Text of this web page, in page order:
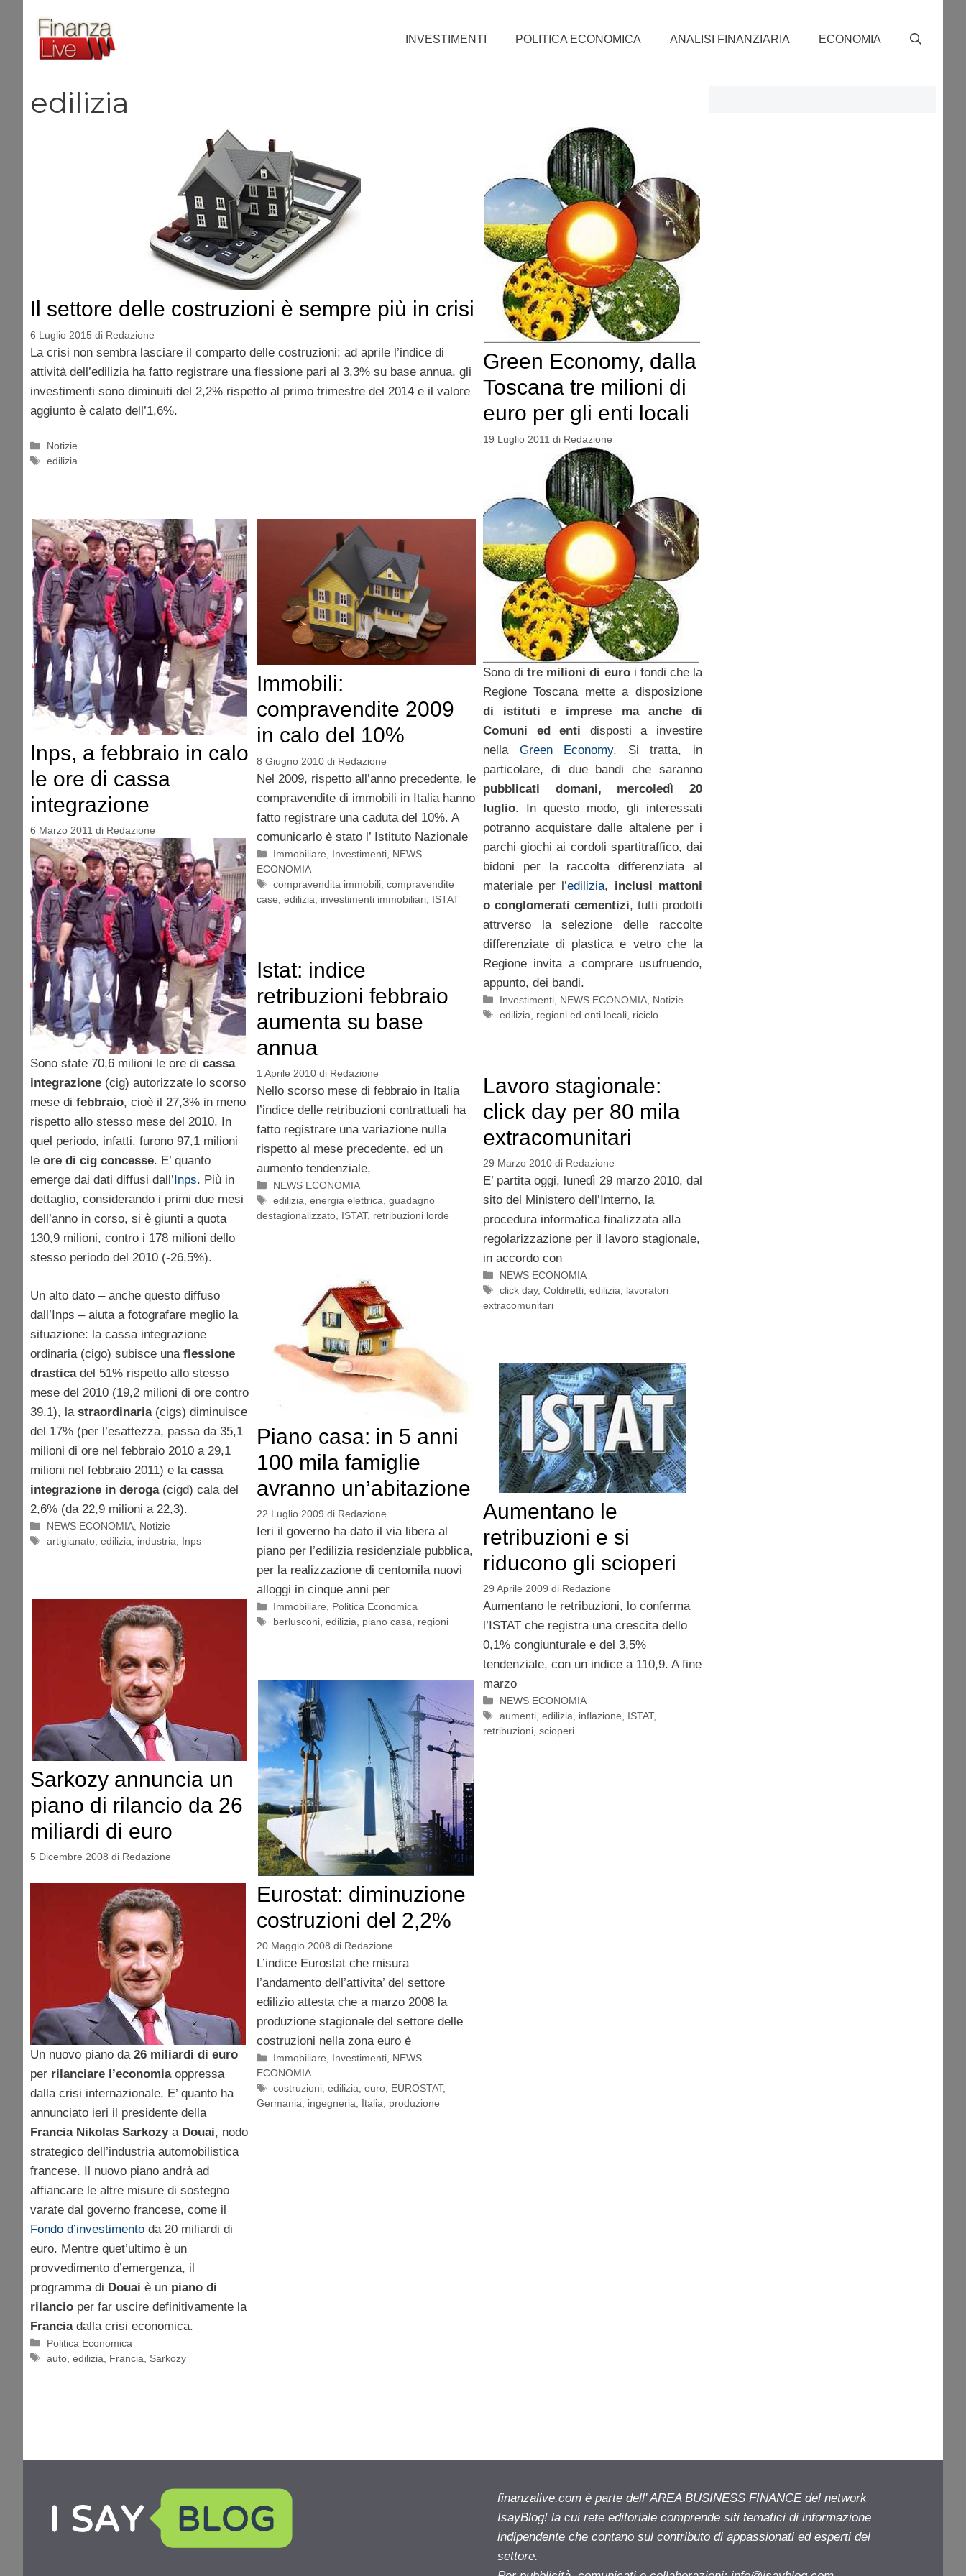
contenuto
INVESTIMENTI POLITICA ECONOMICA ANALISI FINANZIARIA ECONOMIA
edilizia
Il settore delle costruzioni è sempre più in crisi
6 Luglio 2015 di Redazione
La crisi non sembra lasciare il comparto delle costruzioni: ad aprile l’indice di
attività dell’edilizia ha fatto registrare una flessione pari al 3,3% su base annua, gli
investimenti sono diminuiti del 2,2% rispetto al primo trimestre del 2014 e il valore
aggiunto è calato dell’1,6%.
Categorie
Notizie
Tag
edilizia
Green Economy, dalla
Toscana tre milioni di
euro per gli enti locali
19 Luglio 2011 di Redazione
Sono ditre milioni di euroi fondi che la
Regione Toscana mette a disposizione
di istituti e imprese ma anche di
Comuni ed enti disposti a investire
nella Green Economy. Si tratta, in
particolare, di due bandi che saranno
pubblicati domani, mercoledì 20
luglio. In questo modo, gli interessati
potranno acquistare dalle altalene per i
parchi giochi ai cordoli spartitraffico, dai
bidoni per la raccolta differenziata al
materiale per l’edilizia, inclusi mattoni
o conglomerati cementizi, tutti prodotti
attrverso la selezione delle raccolte
differenziate di plastica e vetro che la
Regione invita a comprare usufruendo,
appunto, dei bandi.
Categorie
Investimenti NEWS ECONOMIA Notizie
Tag
edilizia regioni ed enti locali riciclo
Inps, a febbraio in calo
le ore di cassa
integrazione
6 Marzo 2011 di Redazione
Sono state 70,6 milioni le ore di cassa
integrazione (cig) autorizzate lo scorso
mese di febbraio, cioè il 27,3% in meno
rispetto allo stesso mese del 2010. In
quel periodo, infatti, furono 97,1 milioni
le ore di cig concesse. E’ quanto
emerge dai dati diffusi dall’ Inps. Più in
dettaglio, considerando i primi due mesi
dell’anno in corso, si è giunti a quota
130,9 milioni, contro i 178 milioni dello
stesso periodo del 2010 (-26,5%).
Un alto dato – anche questo diffuso
dall’Inps – aiuta a fotografare meglio la
situazione: la cassa integrazione
ordinaria (cigo) subisce una flessione
drasticadel 51% rispetto allo stesso
mese del 2010 (19,2 milioni di ore contro
39,1), la straordinaria(cigs) diminuisce
del 17% (per l’esattezza, passa da 35,1
milioni di ore nel febbraio 2010 a 29,1
milioni nel febbraio 2011) e la cassa
integrazione in deroga(cigd) cala del
2,6% (da 22,9 milioni a 22,3).
Categorie
NEWS ECONOMIA Notizie
Tag
artigianato ,edilizia industria Inps
Immobili:
compravendite 2009
in calo del 10%
8 Giugno 2010 di Redazione
Nel 2009, rispetto all’anno precedente, le
compravendite di immobili in Italia hanno
fatto registrare una caduta del 10%. A
comunicarlo è stato l’ Istituto Nazionale
Categorie
Immobiliare Investimenti NEWS
ECONOMIA
Tag
compravendita immobili ,compravendite
case edilizia investimenti immobiliari, ISTAT
Istat: indice
retribuzioni febbraio
aumenta su base
annua
1 Aprile 2010 di Redazione
Nello scorso mese di febbraio in Italia
l’indice delle retribuzioni contrattuali ha
fatto registrare una variazione nulla
rispetto al mese precedente, ed un
aumento tendenziale,
Categorie
NEWS ECONOMIA
Tag
edilizia ,energia elettrica ,guadagno
destagionalizzato, ISTAT, retribuzioni lorde
Lavoro stagionale:
click day per 80 mila
extracomunitari
29 Marzo 2010 di Redazione
E’ partita oggi, lunedì 29 marzo 2010, dal
sito del Ministero dell’Interno, la
procedura informatica finalizzata alla
regolarizzazione per il lavoro stagionale,
in accordo con
Categorie
NEWS ECONOMIA
Tag
click day,Coldiretti ,edilizia
lavoratori
extracomunitari
Piano casa: in 5 anni
100 mila famiglie
avranno un’abitazione
22 Luglio 2009 di Redazione
Ieri il governo ha dato il via libera al
piano per l’edilizia residenziale pubblica,
per la realizzazione di centomila nuovi
alloggi in cinque anni per
Categorie
Immobiliare
Politica Economica
Tag
berlusconi ,edilizia piano casa regioni
Aumentano le
retribuzioni e si
riducono gli scioperi
29 Aprile 2009 di Redazione
Aumentano le retribuzioni, lo conferma
l’ISTAT che registra una crescita dello
0,1% congiunturale e del 3,5%
tendenziale, con un indice a 110,9. A fine
marzo
Categorie
NEWS ECONOMIA
Tag
aumenti ,edilizia inflazione ISTAT,
retribuzioni, scioperi
Sarkozy annuncia un
piano di rilancio da 26
miliardi di euro
5 Dicembre 2008 di Redazione
Un nuovo piano da 26 miliardi di euro
per rilanciare l’economiaoppressa
dalla crisi internazionale. E’ quanto ha
annunciato ieri il presidente della
Francia Nikolas Sarkozya Douai, nodo
strategico dell’industria automobilistica
francese. Il nuovo piano andrà ad
affiancare le altre misure di sostegno
varate dal governo francese, come il
Fondo d’investimento da 20 miliardi di
euro. Mentre quet’ultimo è un
provvedimento d’emergenza, il
programma di Douai è un piano di
rilancio per far uscire definitivamente la
Franciadalla crisi economica.
Categorie
Politica Economica
Tag
auto ,edilizia Francia Sarkozy
Eurostat: diminuzione
costruzioni del 2,2%
20 Maggio 2008 di Redazione
L’indice Eurostat che misura
l’andamento dell’attivita’ del settore
edilizio attesta che a marzo 2008 la
produzione stagionale del settore delle
costruzioni nella zona euro è
Categorie
Immobiliare, Investimenti, NEWS
ECONOMIA
Tag
costruzioni,edilizia,euro, EUROSTAT,
Germania, ingegneria, Italia, produzione
finanzalive.com è parte dell' AREA BUSINESS FINANCE del network
IsayBlog! la cui rete editoriale comprende siti tematici di informazione
indipendente che contano sul contributo di appassionati ed esperti del
settore.